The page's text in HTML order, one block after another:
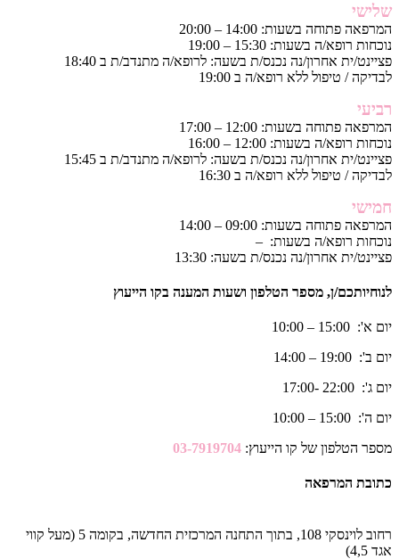
שלישי
המרפאה פתוחה בשעות: 14:00 – 20:00
נוכחות רופא/ה בשעות: 15:30 – 19:00
פציינט/ית אחרון/נה נכנס/ת בשעה: לרופא/ה מתנדב/ת ב 18:40
לבדיקה / טיפול ללא רופא/ה ב 19:00
רביעי
המרפאה פתוחה בשעות: 12:00 – 17:00
נוכחות רופא/ה בשעות: 12:00 – 16:00
פציינט/ית אחרון/נה נכנס/ת בשעה: לרופא/ה מתנדב/ת ב 15:45
לבדיקה / טיפול ללא רופא/ה ב 16:30
חמישי
המרפאה פתוחה בשעות: 09:00 – 14:00
נוכחות רופא/ה בשעות: –
פציינט/ית אחרון/נה נכנס/ת בשעה: 13:30
לנוחיותכם/ן, מספר הטלפון ושעות המענה בקו הייעוץ
יום א': 15:00 – 10:00
יום ב': 19:00 – 14:00
יום ג': 22:00 -17:00
יום ה': 15:00 – 10:00
מספר הטלפון של קו הייעוץ: 03-7919704
כתובת המרפאה
רחוב לוינסקי 108, בתוך התחנה המרכזית החדשה, בקומה 5 (מעל קווי
אגד 4,5)